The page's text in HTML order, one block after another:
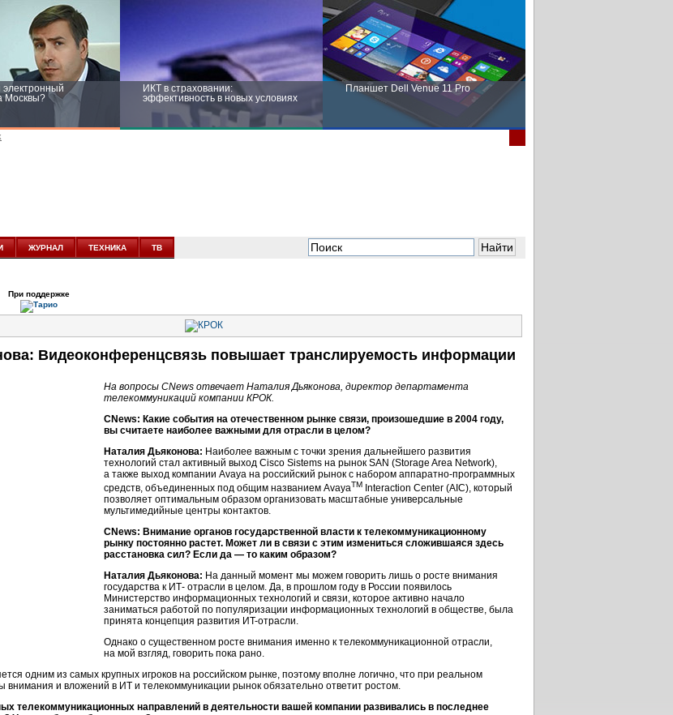
электронный
Москвы?
ИКТ в страховании:
эффективность в новых условиях
Планшет Dell Venue 11 Pro
новых условиях
ЖУРНАЛ ТЕХНИКА ТВ
При поддержке
Видеоконференцсвязь повышает транслируемость информации
На вопросы CNews отвечает Наталия Дьяконова, директор департамента
телекоммуникаций компании КРОК.
CNews: Какие события на отечественном рынке связи, произошедшие в 2004 году,
вы считаете наиболее важными для отрасли в целом?
Наталия Дьяконова: Наиболее важным с точки зрения дальнейшего развития
технологий стал активный выход Cisco Sistems на рынок SAN (Storage Area Network),
а также выход компании Avaya на российский рынок с набором аппаратно-программных
средств, объединенных под общим названием AvayaTM Interaction Center (AIC), который
позволяет оптимальным образом организовать масштабные универсальные
мультимедийные центры контактов.
CNews: Внимание органов государственной власти к телекоммуникационному
рынку постоянно растет. Может ли в связи с этим измениться сложившаяся здесь
расстановка сил? Если да — то каким образом?
Наталия Дьяконова: На данный момент мы можем говорить лишь о росте внимания
государства к ИТ- отрасли в целом. Да, в прошлом году в России появилось
Министерство информационных технологий и связи, которое активно начало
заниматься работой по популяризации информационных технологий в обществе, была
принята концепция развития ИT-отрасли.
Однако о существенном росте внимания именно к телекоммуникационной отрасли,
на мой взгляд, говорить пока рано.
одним из самых крупных игроков на российском рынке, поэтому вполне логично, что при реальном
внимания и вложений в ИT и телекоммуникации рынок обязательно ответит ростом.
телекоммуникационных направлений в деятельности вашей компании развивались в последнее